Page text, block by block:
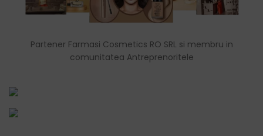
Partener Farmasi Cosmetics RO SRL si membru in
comunitatea Antreprenoritele